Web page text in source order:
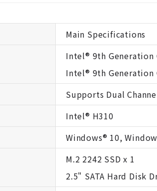
Main Specifications
Intel® 9th Generation
Intel® 9th Generation
Supports Dual
Intel® H310
Windows® 10,
M.2 2242 SSD x 1
2.5" SATA Hard Disk